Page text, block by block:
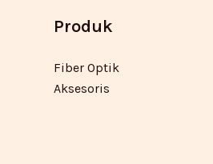
Produk
Fiber Optik
Aksesoris